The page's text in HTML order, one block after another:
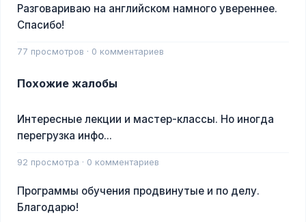
Разговариваю на английском намного увереннее.
Спасибо!
77 просмотров · 0 комментариев
Похожие жалобы
Интересные лекции и мастер-классы. Но иногда
перегрузка инфо...
92 просмотра · 0 комментариев
Программы обучения продвинутые и по делу.
Благодарю!